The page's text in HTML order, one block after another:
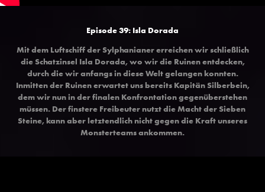
Episode 39: Isla Dorada
Mit dem Luftschiff der Sylphanianer erreichen wir schließlich
die Schatzinsel Isla Dorada, wo wir die Ruinen entdecken,
durch die wir anfangs in diese Welt gelangen konnten.
Inmitten der Ruinen erwartet uns bereits Kapitän Silberbein,
dem wir nun in der finalen Konfrontation gegenüberstehen
müssen. Der finstere Freibeuter nutzt die Macht der Sieben
Steine, kann aber letztendlich nicht gegen die Kraft unseres
Monsterteams ankommen.